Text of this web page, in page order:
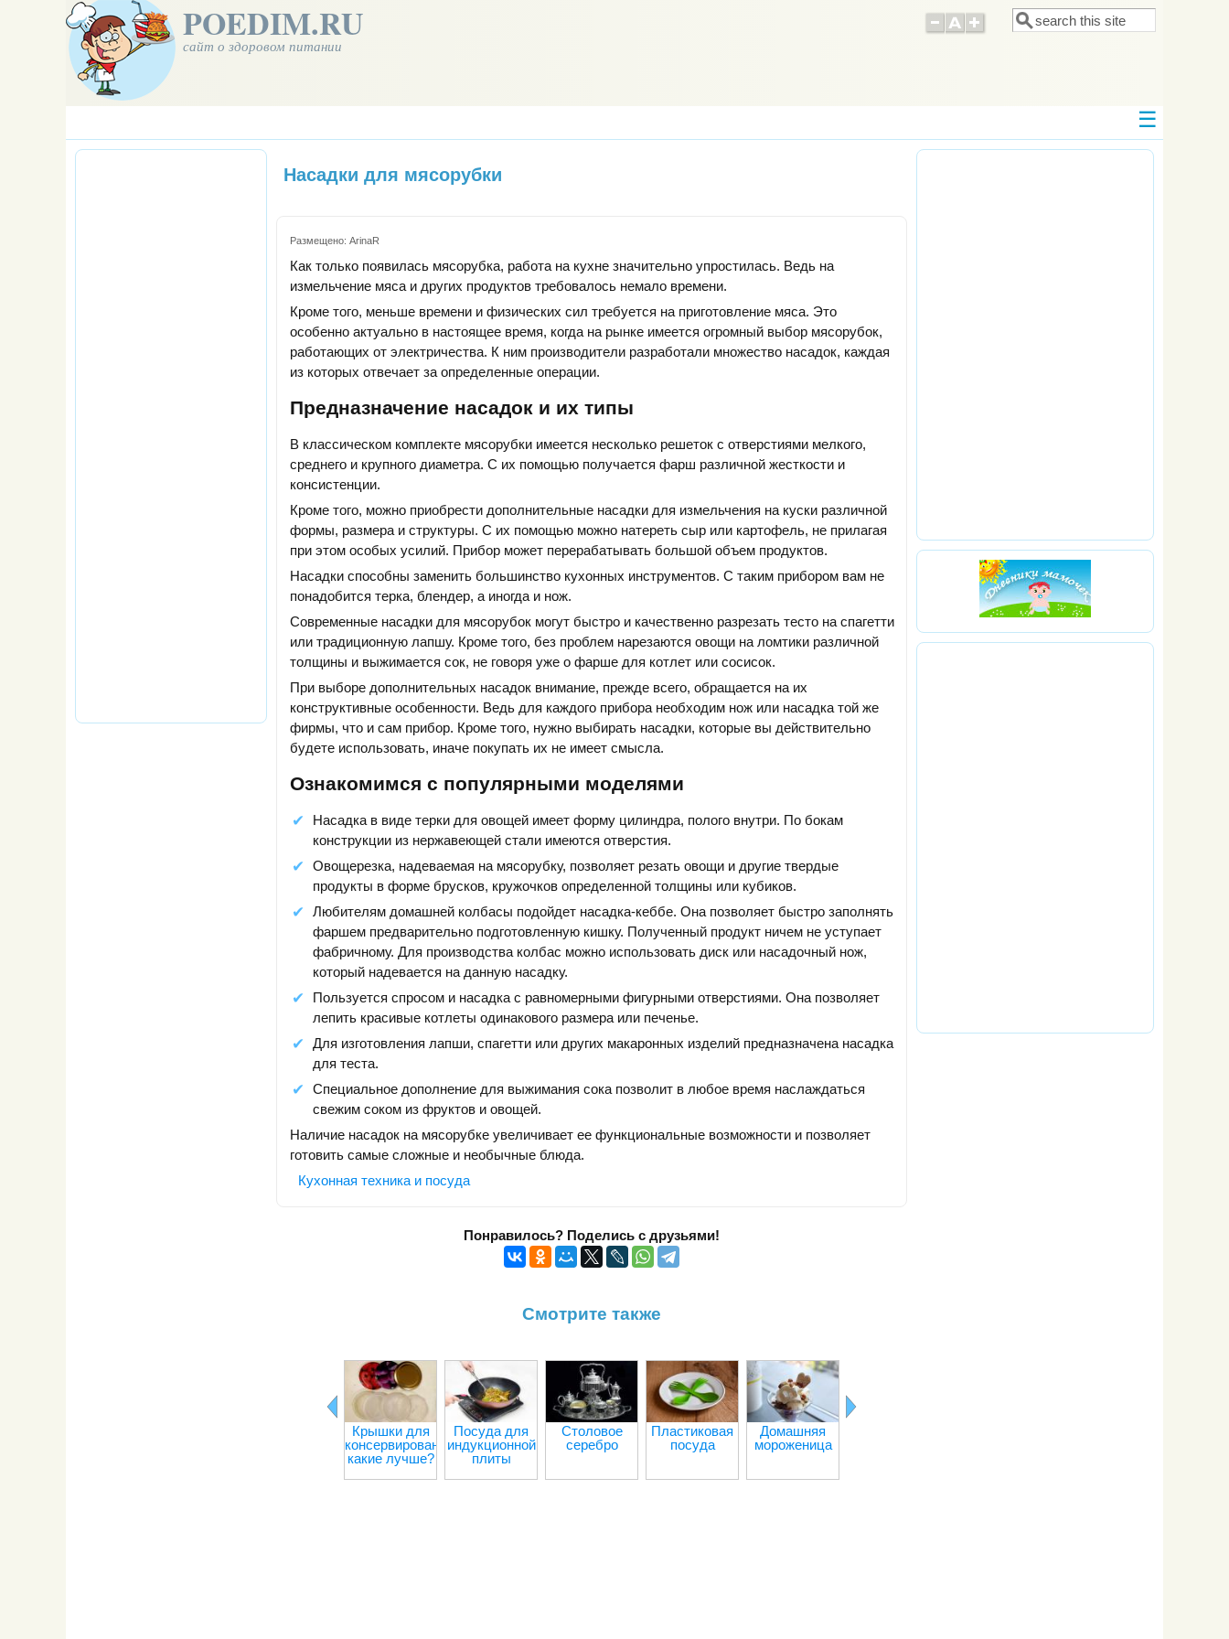
POEDIM.RU
сайт о здоровом питании
Форма поиска
Поиск
Насадки для мясорубки
Размещено: ArinaR
Как только появилась мясорубка, работа на кухне значительно упростилась. Ведь на
измельчение мяса и других продуктов требовалось немало времени.
Кроме того, меньше времени и физических сил требуется на приготовление мяса. Это
особенно актуально в настоящее время, когда на рынке имеется огромный выбор мясорубок,
работающих от электричества. К ним производители разработали множество насадок, каждая
из которых отвечает за определенные операции.
Предназначение насадок и их типы
В классическом комплекте мясорубки имеется несколько решеток с отверстиями мелкого,
среднего и крупного диаметра. С их помощью получается фарш различной жесткости и
консистенции.
Кроме того, можно приобрести дополнительные насадки для измельчения на куски различной
формы, размера и структуры. С их помощью можно натереть сыр или картофель, не прилагая
при этом особых усилий. Прибор может перерабатывать большой объем продуктов.
Насадки способны заменить большинство кухонных инструментов. С таким прибором вам не
понадобится терка, блендер, а иногда и нож.
Современные насадки для мясорубок могут быстро и качественно разрезать тесто на спагетти
или традиционную лапшу. Кроме того, без проблем нарезаются овощи на ломтики различной
толщины и выжимается сок, не говоря уже о фарше для котлет или сосисок.
При выборе дополнительных насадок внимание, прежде всего, обращается на их
конструктивные особенности. Ведь для каждого прибора необходим нож или насадка той же
фирмы, что и сам прибор. Кроме того, нужно выбирать насадки, которые вы действительно
будете использовать, иначе покупать их не имеет смысла.
Ознакомимся с популярными моделями
Насадка в виде терки для овощей имеет форму цилиндра, полого внутри. По бокам
конструкции из нержавеющей стали имеются отверстия.
Овощерезка, надеваемая на мясорубку, позволяет резать овощи и другие твердые
продукты в форме брусков, кружочков определенной толщины или кубиков.
Любителям домашней колбасы подойдет насадка-кеббе. Она позволяет быстро заполнять
фаршем предварительно подготовленную кишку. Полученный продукт ничем не уступает
фабричному. Для производства колбас можно использовать диск или насадочный нож,
который надевается на данную насадку.
Пользуется спросом и насадка с равномерными фигурными отверстиями. Она позволяет
лепить красивые котлеты одинакового размера или печенье.
Для изготовления лапши, спагетти или других макаронных изделий предназначена насадка
для теста.
Специальное дополнение для выжимания сока позволит в любое время наслаждаться
свежим соком из фруктов и овощей.
Наличие насадок на мясорубке увеличивает ее функциональные возможности и позволяет
готовить самые сложные и необычные блюда.
Кухонная техника и посуда
Понравилось? Поделись с друзьями!
Смотрите также
Крышки для
консервирования:
какие лучше?
Посуда для
индукционной
плиты
Столовое
серебро
Пластиковая
посуда
Домашняя
мороженица